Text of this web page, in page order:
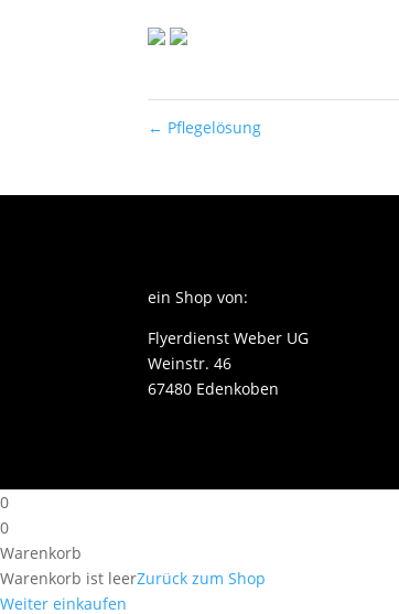
← Pflegelösung
ein Shop von:
Flyerdienst Weber UG
Weinstr. 46
67480 Edenkoben
0
0
Warenkorb
Warenkorb ist leerZurück zum Shop
Weiter einkaufen